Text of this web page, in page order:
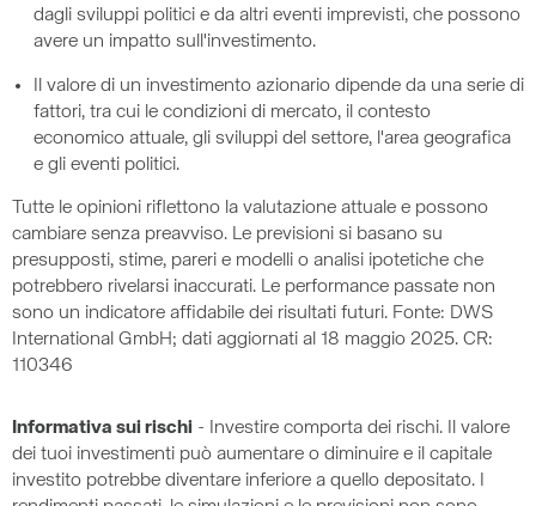
dagli sviluppi politici e da altri eventi imprevisti, che possono
avere un impatto sull'investimento.
Il valore di un investimento azionario dipende da una serie di
fattori, tra cui le condizioni di mercato, il contesto
economico attuale, gli sviluppi del settore, l'area geografica
e gli eventi politici.
Tutte le opinioni riflettono la valutazione attuale e possono
cambiare senza preavviso. Le previsioni si basano su
presupposti, stime, pareri e modelli o analisi ipotetiche che
potrebbero rivelarsi inaccurati. Le performance passate non
sono un indicatore affidabile dei risultati futuri. Fonte: DWS
International GmbH; dati aggiornati al 18 maggio 2025. CR:
110346
Informativa sui rischi - Investire comporta dei rischi. Il valore
dei tuoi investimenti può aumentare o diminuire e il capitale
investito potrebbe diventare inferiore a quello depositato. I